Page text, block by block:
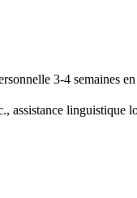
3-4 semaines
assistance linguistique